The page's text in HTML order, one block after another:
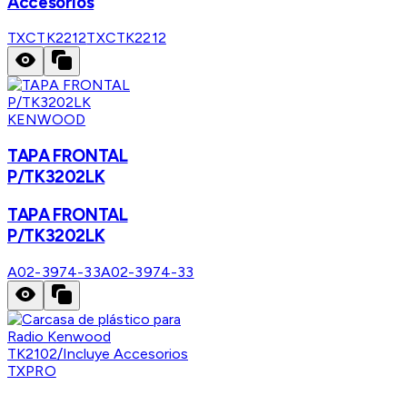
TXCTK2212TXCTK2212
KENWOOD
TAPA FRONTAL
P/TK3202LK
TAPA FRONTAL
P/TK3202LK
A02-3974-33A02-3974-33
TXPRO